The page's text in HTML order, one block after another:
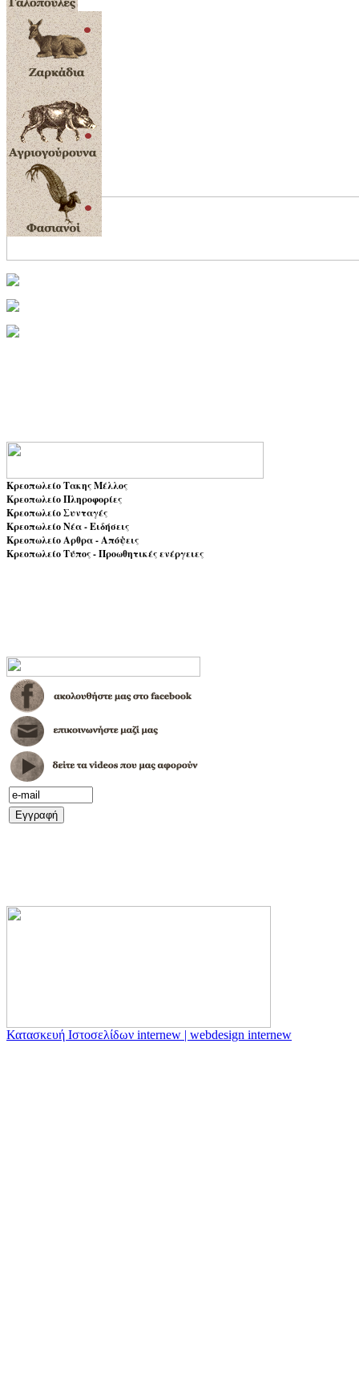
Κρεοπωλείο Τακης Μέλλος
Κρεοπωλείο Πληροφορίες
Κρεοπωλείο Συνταγές
Κρεοπωλείο Νέα - Ειδήσεις
Κρεοπωλείο Αρθρα - Απόψεις
Κρεοπωλείο Τύπος - Προωθητικές ενέργειες
Κατασκευή Ιστοσελίδων internew | webdesign internew